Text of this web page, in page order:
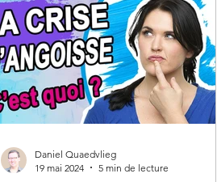
Daniel Quaedvlieg
19 mai 2024
5 min de lecture